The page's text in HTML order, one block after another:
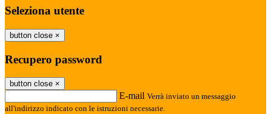
Seleziona utente
button close ×
Recupero password
button close ×
E-mail Verrà inviato un messaggio
all'indirizzo indicato con le istruzioni necessarie.